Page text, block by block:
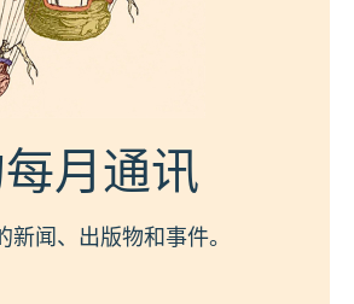
月通讯
新闻、出版物和事件。